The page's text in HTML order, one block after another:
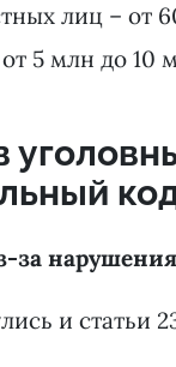
лиц – от
5 млн до 10
за
и статьи